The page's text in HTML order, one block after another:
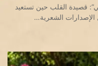
قصيدة القلب حين تستعيد
الشعرية…